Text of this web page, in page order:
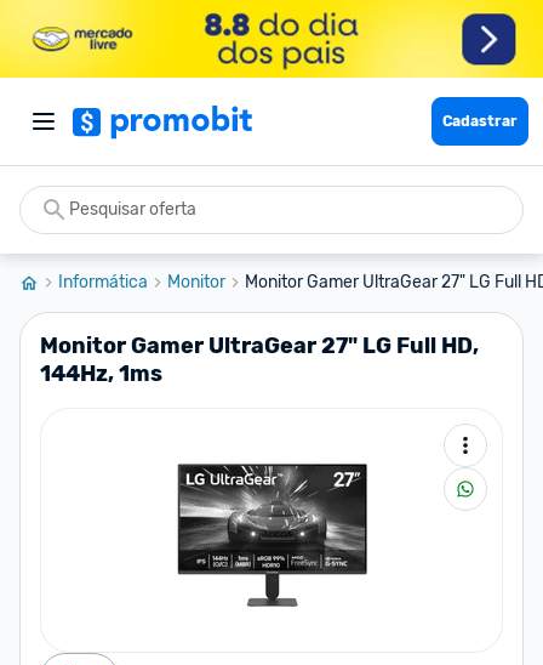
Cadastrar
Informática Monitor Monitor Gamer UltraGear 27" LG Full
Monitor Gamer UltraGear 27" LG Full HD,
144Hz, 1ms